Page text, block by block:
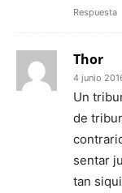
Respuesta
Thor
4 junio
Un
de
sentar
tan